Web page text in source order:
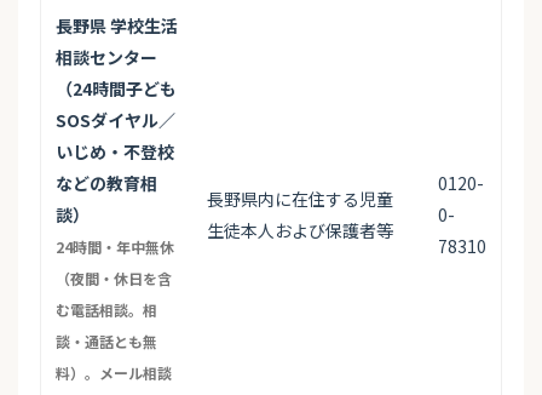
長野県 学校生活
相談センター
（24時間子ども
SOSダイヤル／
いじめ・不登校
などの教育相
談）
24時間・年中無休
（夜間・休日を含
む電話相談。相
談・通話とも無
料）。メール相談
長野県内に在住する児童
生徒本人および保護者等
0120-
0-
78310